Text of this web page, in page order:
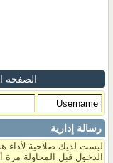
الصفحة
رسالة إدارية
ليست لديك صلاحية لأداء
الدخول قبل المحاولة مرة